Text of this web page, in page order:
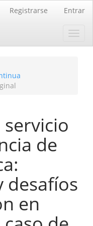
Registrarse Entrar
de
desafíos
en